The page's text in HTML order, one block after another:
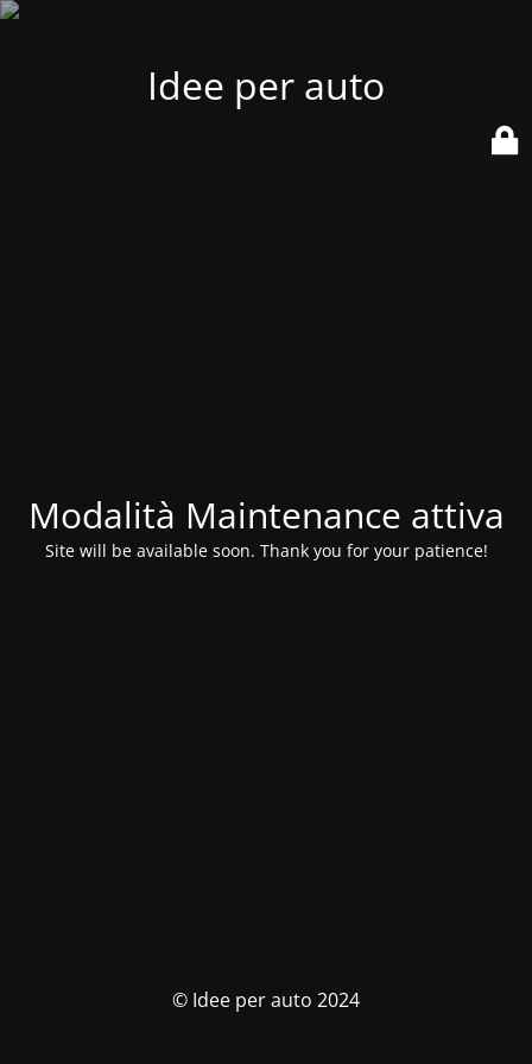
Idee per auto
Modalità Maintenance attiva
Site will be available soon. Thank you for your patience!
© Idee per auto 2024